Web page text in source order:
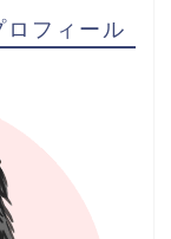
フィール